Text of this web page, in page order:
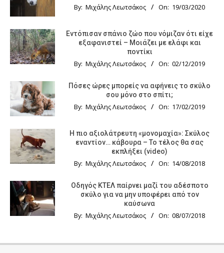
By: Μιχάλης Λεωτσάκος On: 19/03/2020
Εντόπισαν σπάνιο ζώο που νόμιζαν ότι είχε
εξαφανιστεί – Μοιάζει με ελάφι και
ποντίκι
By: Μιχάλης Λεωτσάκος On: 02/12/2019
Πόσες ώρες μπορείς να αφήνεις το σκύλο
σου μόνο στο σπίτι;
By: Μιχάλης Λεωτσάκος On: 17/02/2019
Η πιο αξιολάτρευτη «μονομαχία»: Σκύλος
εναντίον… κάβουρα – Το τέλος θα σας
εκπλήξει (video)
By: Μιχάλης Λεωτσάκος On: 14/08/2018
Οδηγός KTΕΛ παίρνει μαζί του αδέσποτο
σκύλο για να μην υποφέρει από τον
καύσωνα
By: Μιχάλης Λεωτσάκος On: 08/07/2018